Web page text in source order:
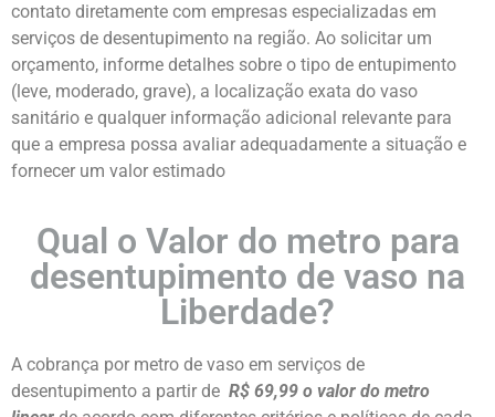
contato diretamente com empresas especializadas em
serviços de desentupimento na região. Ao solicitar um
orçamento, informe detalhes sobre o tipo de entupimento
(leve, moderado, grave), a localização exata do vaso
sanitário e qualquer informação adicional relevante para
que a empresa possa avaliar adequadamente a situação e
fornecer um valor estimado
Qual o Valor do metro para
desentupimento de vaso na
Liberdade?
A cobrança por metro de vaso em serviços de
desentupimento a partir de R$ 69,99 o valor do metro